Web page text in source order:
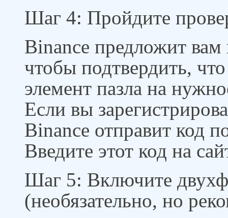
Шаг 4: Пройдите
Binance предложит
чтобы подтвердить,
элемент пазла на
Если вы
Binance отправит код
Введите этот код на
Шаг 5: Включите
(необязательно, но